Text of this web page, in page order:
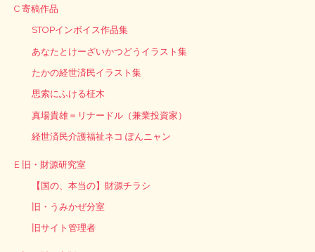
C 寄稿作品
STOPインボイス作品集
あなたとけーざいかつどうイラスト集
たかの経世済民イラスト集
思索にふける柾木
真場貴雄＝リナードル（兼業投資家）
経世済民介護福祉ネコ ぽんニャン
E 旧・財源研究室
【国の、本当の】財源チラシ
旧・うみかぜ分室
旧サイト管理者